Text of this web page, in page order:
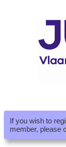
If you wish to
member, please